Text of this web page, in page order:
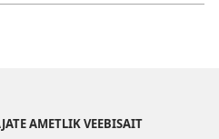
AMETLIK VEEBISAIT